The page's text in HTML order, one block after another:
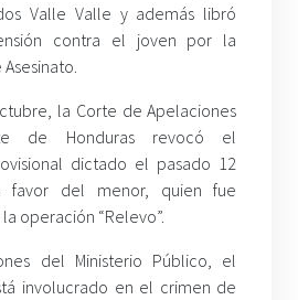
Valle Valle y además libró
contra el joven por la
la Corte de Apelaciones
de Honduras revocó el
dictado el pasado 12
favor del menor, quien fue
operación “Relevo”.
del Ministerio Público, el
involucrado en el crimen de